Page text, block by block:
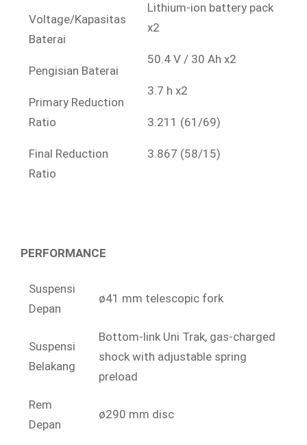
Voltage/Kapasitas
Baterai
Pengisian Baterai
Primary Reduction
Ratio
Final Reduction
Ratio
Lithium-ion battery pack
x2
50.4 V / 30 Ah x2
3.7 h x2
3.211 (61/69)
3.867 (58/15)
PERFORMANCE
Suspensi
Depan
ø41 mm telescopic fork
Suspensi
Belakang
Bottom-link Uni Trak, gas-charged
shock with adjustable spring
preload
Rem
Depan
ø290 mm disc